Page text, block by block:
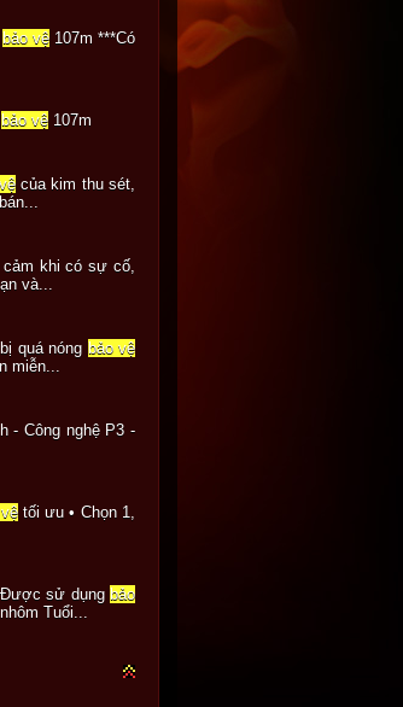
bảo vệ107m ***Có
bảo vệ 107m
của kim thu sét,
khi có sự cố,
và...
quá nóng bảo vệ
- Công nghệ P3 -
tối ưu • Chọn 1,
Được sử dụng bảo
Tuổi...